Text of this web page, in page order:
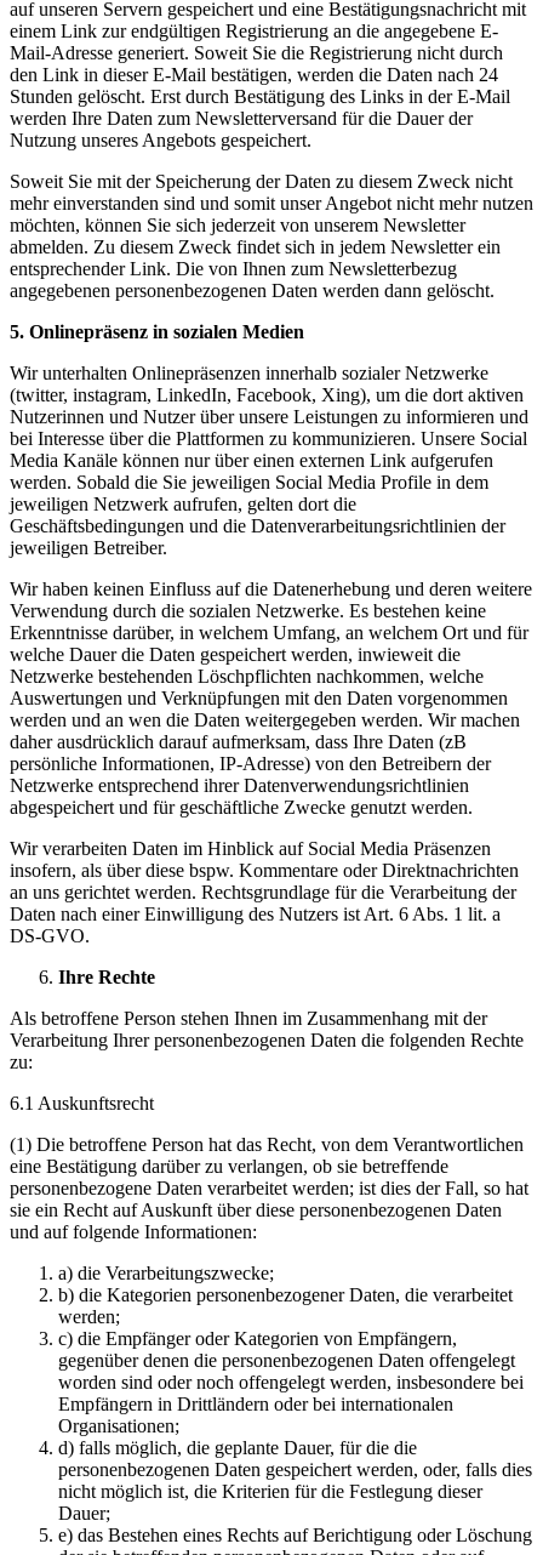
auf unseren Servern gespeichert und eine Bestätigungsnachricht mit
einem Link zur endgültigen Registrierung an die angegebene E-
Mail-Adresse generiert. Soweit Sie die Registrierung nicht durch
den Link in dieser E-Mail bestätigen, werden die Daten nach 24
Stunden gelöscht. Erst durch Bestätigung des Links in der E-Mail
werden Ihre Daten zum Newsletterversand für die Dauer der
Nutzung unseres Angebots gespeichert.
Soweit Sie mit der Speicherung der Daten zu diesem Zweck nicht
mehr einverstanden sind und somit unser Angebot nicht mehr nutzen
möchten, können Sie sich jederzeit von unserem Newsletter
abmelden. Zu diesem Zweck findet sich in jedem Newsletter ein
entsprechender Link. Die von Ihnen zum Newsletterbezug
angegebenen personenbezogenen Daten werden dann gelöscht.
5. Onlinepräsenz in sozialen Medien
Wir unterhalten Onlinepräsenzen innerhalb sozialer Netzwerke
(twitter, instagram, LinkedIn, Facebook, Xing), um die dort aktiven
Nutzerinnen und Nutzer über unsere Leistungen zu informieren und
bei Interesse über die Plattformen zu kommunizieren. Unsere Social
Media Kanäle können nur über einen externen Link aufgerufen
werden. Sobald die Sie jeweiligen Social Media Profile in dem
jeweiligen Netzwerk aufrufen, gelten dort die
Geschäftsbedingungen und die Datenverarbeitungsrichtlinien der
jeweiligen Betreiber.
Wir haben keinen Einfluss auf die Datenerhebung und deren weitere
Verwendung durch die sozialen Netzwerke. Es bestehen keine
Erkenntnisse darüber, in welchem Umfang, an welchem Ort und für
welche Dauer die Daten gespeichert werden, inwieweit die
Netzwerke bestehenden Löschpflichten nachkommen, welche
Auswertungen und Verknüpfungen mit den Daten vorgenommen
werden und an wen die Daten weitergegeben werden. Wir machen
daher ausdrücklich darauf aufmerksam, dass Ihre Daten (zB
persönliche Informationen, IP-Adresse) von den Betreibern der
Netzwerke entsprechend ihrer Datenverwendungsrichtlinien
abgespeichert und für geschäftliche Zwecke genutzt werden.
Wir verarbeiten Daten im Hinblick auf Social Media Präsenzen
insofern, als über diese bspw. Kommentare oder Direktnachrichten
an uns gerichtet werden. Rechtsgrundlage für die Verarbeitung der
Daten nach einer Einwilligung des Nutzers ist Art. 6 Abs. 1 lit. a
DS-GVO.
Ihre Rechte
Als betroffene Person stehen Ihnen im Zusammenhang mit der
Verarbeitung Ihrer personenbezogenen Daten die folgenden Rechte
zu:
6.1 Auskunftsrecht
(1) Die betroffene Person hat das Recht, von dem Verantwortlichen
eine Bestätigung darüber zu verlangen, ob sie betreffende
personenbezogene Daten verarbeitet werden; ist dies der Fall, so hat
sie ein Recht auf Auskunft über diese personenbezogenen Daten
und auf folgende Informationen:
a) die Verarbeitungszwecke;
b) die Kategorien personenbezogener Daten, die verarbeitet
werden;
c) die Empfänger oder Kategorien von Empfängern,
gegenüber denen die personenbezogenen Daten offengelegt
worden sind oder noch offengelegt werden, insbesondere bei
Empfängern in Drittländern oder bei internationalen
Organisationen;
d) falls möglich, die geplante Dauer, für die die
personenbezogenen Daten gespeichert werden, oder, falls dies
nicht möglich ist, die Kriterien für die Festlegung dieser
Dauer;
e) das Bestehen eines Rechts auf Berichtigung oder Löschung